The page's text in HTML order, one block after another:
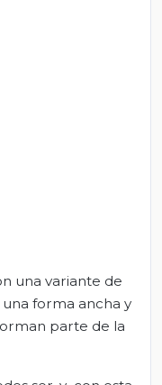
una variante de
forma ancha y
parte de la